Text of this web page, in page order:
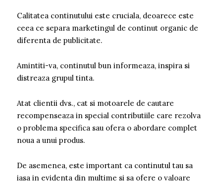
Calitatea continutului este cruciala, deoarece este
ceea ce separa marketingul de continut organic de
diferenta de publicitate.
Amintiti-va, continutul bun informeaza, inspira si
distreaza grupul tinta.
Atat clientii dvs., cat si motoarele de cautare
recompenseaza in special contributiile care rezolva
o problema specifica sau ofera o abordare complet
noua a unui produs.
De asemenea, este important ca continutul tau sa
iasa in evidenta din multime si sa ofere o valoare